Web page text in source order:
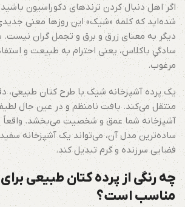
اگر اهل دنبال کردن ترندهای دکوراسیون
شده‌اید که کلمه «شیک» این روزها معنی
دیگر به معنای زرق و برق و تجمل گران
سادگیِ باکلاس، یعنی احترام به طبیعت و
مرغوب.
یک پرده آشپزخانه شیک با طرح کتان طبیعی،
منتقل می‌کند. بافت نامنظم و در عین حال
آشپزخانه شما عمق و شخصیت می‌بخشد. واقعاً
ساده‌ترین مدل آن، می‌تواند یک آشپزخانه
فضایی سرزنده و گرم تبدیل کند.
چه رنگی از پرده کتان طبیعی
مناسب است؟